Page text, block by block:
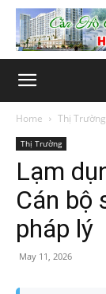
Home Thị Trường
Thị Trường
Lạm
Cán bộ
pháp lý
May 11, 2026